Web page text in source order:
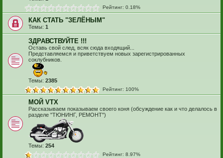
Рейтинг: 0.18%
КАК СТАТЬ "ЗЕЛЁНЫМ"
Темы: 1
ЗДРАВСТВУЙТЕ !!!
Оставь свой след, всяк сюда входящий...
Представляемся и приветствуем новых зарегистрированных
соклубников.
Темы: 2385
Рейтинг: 100%
МОЙ VTX
Рассказываем показываем своего коня (обсуждение как и что делалось в
разделе "ТЮНИНГ, РЕМОНТ")
Темы: 254
Рейтинг: 8.97%